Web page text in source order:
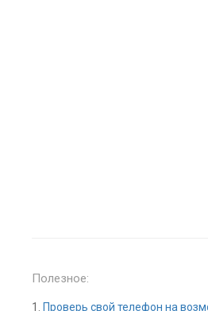
Полезное:
1.
Проверь свой телефон на